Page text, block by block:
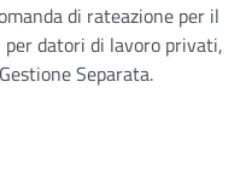
di rateazione per il
datori di lavoro privati,
Separata.